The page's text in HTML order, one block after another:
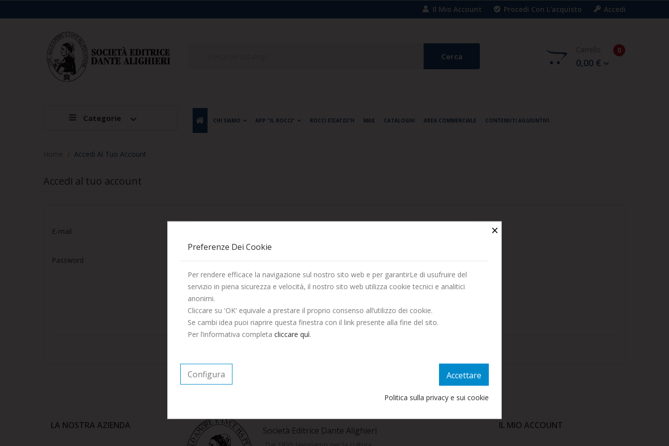
Il Mio Account Procedi Con L'acquisto Accedi
0
0,00 €
Cerca
Categorie CHI SIAMO APP "IL ROCCI" ROCCI EΊΣΑΓΩΓΉ MAX CATALOGHI AREA COMMERCIALE CONTENUTI AGGIUNTIVI
Accedi Al Tuo Account
Accedi al tuo account
E-mail
Password
Accedi
LA NOSTRA AZIENDA Società Editrice Dante Alighieri IL MIO ACCOUNT
×
Preferenze Dei Cookie
Per rendere efficace la navigazione sul nostro sito web e per garantirLe di usufruire del
servizio in piena sicurezza e velocità, il nostro sito web utilizza cookie tecnici e analitici
anonimi.
Cliccare su 'OK' equivale a prestare il proprio consenso all’utilizzo dei cookie.
Se cambi idea puoi riaprire questa finestra con il link presente alla fine del sito.
Per l’informativa completa cliccare quì.
Accettare
Configura
Politica sulla privacy e sui cookie
La Società Editrice Dante Alighieri vi augura una Buona
Estate!
Luglio per ricevere entro fine mese.